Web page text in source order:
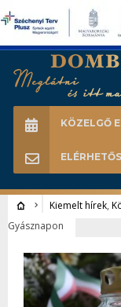
Search
KÖZELGŐ
Kiemelt hírek,
Gyásznapon